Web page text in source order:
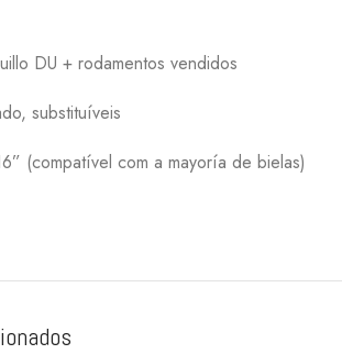
DU + rodamentos vendidos
substituíveis
(compatível com a mayoría de bielas)